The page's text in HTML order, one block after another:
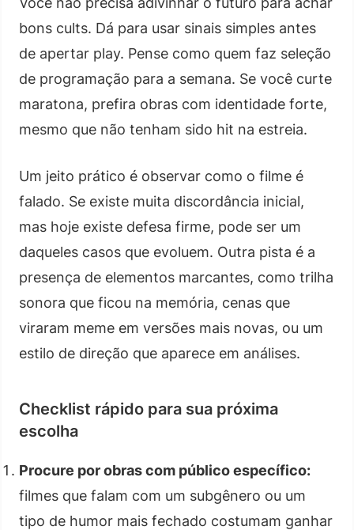
bons cults. Dá para usar sinais simples antes
de apertar play. Pense como quem faz seleção
de programação para a semana. Se você curte
maratona, prefira obras com identidade forte,
mesmo que não tenham sido hit na estreia.
Um jeito prático é observar como o filme é
falado. Se existe muita discordância inicial,
mas hoje existe defesa firme, pode ser um
daqueles casos que evoluem. Outra pista é a
presença de elementos marcantes, como trilha
sonora que ficou na memória, cenas que
viraram meme em versões mais novas, ou um
estilo de direção que aparece em análises.
Checklist rápido para sua próxima
escolha
Procure por obras com público específico:
filmes que falam com um subgênero ou um
tipo de humor mais fechado costumam ganhar